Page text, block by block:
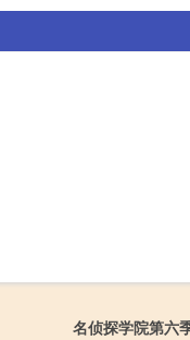
名侦探学院第六